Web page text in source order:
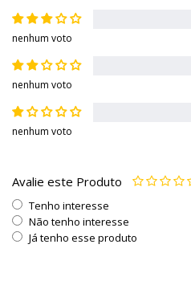
nenhum voto
nenhum voto
nenhum voto
Avalie este Produto
Tenho interesse
Não tenho interesse
Já tenho esse produto